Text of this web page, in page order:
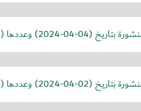
بتاريخ (2024-04-04) وعددها (1)
بتاريخ (2024-04-02) وعددها (7)